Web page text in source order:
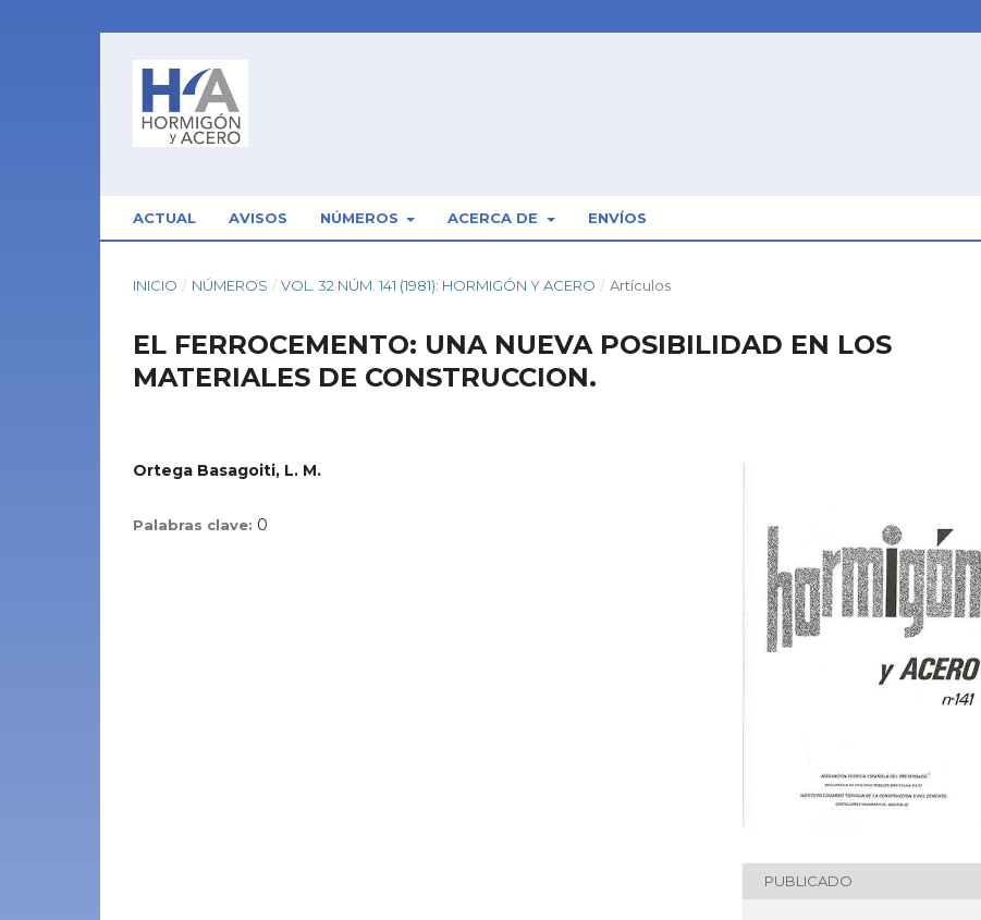
ACTUAL AVISOS NÚMEROS ACERCA DE ENVÍOS
INICIO / NÚMEROS / VOL. 32 NÚM. 141 (1981): HORMIGÓN Y ACERO / Artículos
EL FERROCEMENTO: UNA NUEVA POSIBILIDAD EN LOS
MATERIALES DE CONSTRUCCION.
Ortega Basagoiti, L. M.
Palabras clave: 0
PUBLICADO